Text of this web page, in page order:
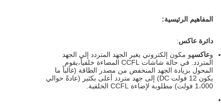
المفاهيم الرئيسية:
دائرة عاكس:
وعاكسهو مكون إلكتروني يغير الجهد المتردد إلى الجهد
المتردد. في حالة شاشات CCFL المضاءة خلفياً،يقوم
المحول بزيادة الجهد المنخفض من مصدر الطاقة (غالباً ما
يكون 12 فولت DC) إلى جهد متردد أعلى بكثير (عادةً حوالي
1،000 فولت) مطلوبة لإضاءة CCFL الخلفية.